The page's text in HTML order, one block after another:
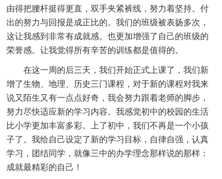
由得把腰杆挺得更直，双手夹紧裤线，努力着坚持。付
出的努力与回报是成正比的。我们的班级被表扬多次，
这让我感到非常有成就感。也更加增强了自己的班级的
荣誉感。让我觉得所有辛苦的训练都是值得的。
在这一周的后三天，我们开始正式上课了，我们新
增了生物、地理、历史三门课程，对于新的课程对我来
说又陌生又有一点点好奇，我会努力跟着老师的脚步，
努力尽快适应新的学习内容。我感觉初中的校园的生活
比小学更加丰富多彩。上了初中，我们不再是一个小孩
子了。我给自己设定了新的学习目标，自律自强，认真
学习，团结同学，就像三中的办学理念那样说的那样：
成就最精彩的自己！